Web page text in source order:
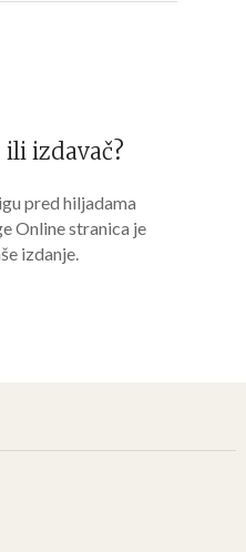
izdavač?
pred hiljadama
Online stranica je
izdanje.